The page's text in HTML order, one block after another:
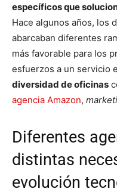
específicos que
Hace algunos años, los
abarcaban diferentes
más favorable para los
esfuerzos a un servicio
diversidad de oficinas
agencia Amazon,
Diferentes
distintas
evolución